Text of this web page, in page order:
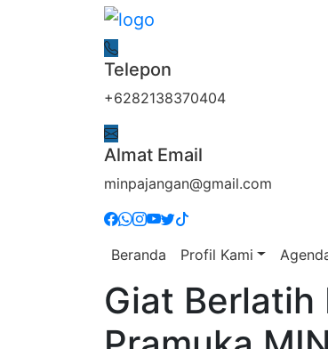
Telepon
+6282138370404
Almat Email
minpajangan@gmail.com
Beranda Profil Kami
Giat Berlatih